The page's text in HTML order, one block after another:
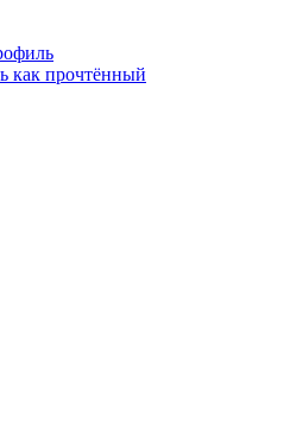
как прочтённый